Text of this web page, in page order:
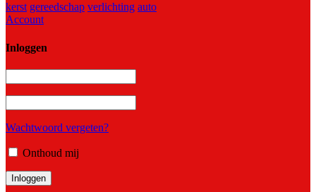
kerst gereedschap verlichting auto
Account
Inloggen
Wachtwoord vergeten?
Onthoud mij